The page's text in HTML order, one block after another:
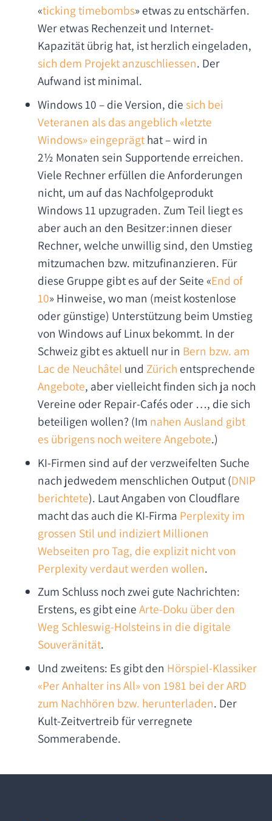
«ticking timebombs» etwas zu entschärfen.
Wer etwas Rechenzeit und Internet-
Kapazität übrig hat, ist herzlich eingeladen,
sich dem Projekt anzuschliessen. Der
Aufwand ist minimal.
Windows 10 – die Version, diesich bei
Veteranen als das angeblich «letzte
Windows» eingeprägthat – wird in
2½ Monaten sein Supportende erreichen.
Viele Rechner erfüllen die Anforderungen
nicht, um auf das Nachfolgeprodukt
Windows 11 upzugraden. Zum Teil liegt es
aber auch an den Besitzer:innen dieser
Rechner, welche unwillig sind, den Umstieg
mitzumachen bzw. mitzufinanzieren. Für
diese Gruppe gibt es auf der Seite «End of
10» Hinweise, wo man (meist kostenlose
oder günstige) Unterstützung beim Umstieg
von Windows auf Linux bekommt. In der
Schweiz gibt es aktuell nur in Bern bzw. am
Lac de Neuchâtel und Zürich entsprechende
Angebote, aber vielleicht finden sich ja noch
Vereine oder Repair-Cafés oder …, die sich
beteiligen wollen? (Im nahen Ausland gibt
es übrigens noch weitere Angebote.)
KI-Firmen sind auf der verzweifelten Suche
nach jedwedem menschlichen Output (DNIP
berichtete). Laut Angaben von Cloudflare
macht das auch die KI-Firma Perplexity im
grossen Stil und indiziert Millionen
Webseiten pro Tag, die explizit nicht von
Perplexity verdaut werden wollen.
Zum Schluss noch zwei gute Nachrichten:
Erstens, es gibt eineArte-Doku über den
Weg Schleswig-Holsteins in die digitale
Souveränität.
Und zweitens: Es gibt den Hörspiel-Klassiker
«Per Anhalter ins All» von 1981 bei der ARD
zum Nachhören bzw. herunterladen. Der
Kult-Zeitvertreib für verregnete
Sommerabende.